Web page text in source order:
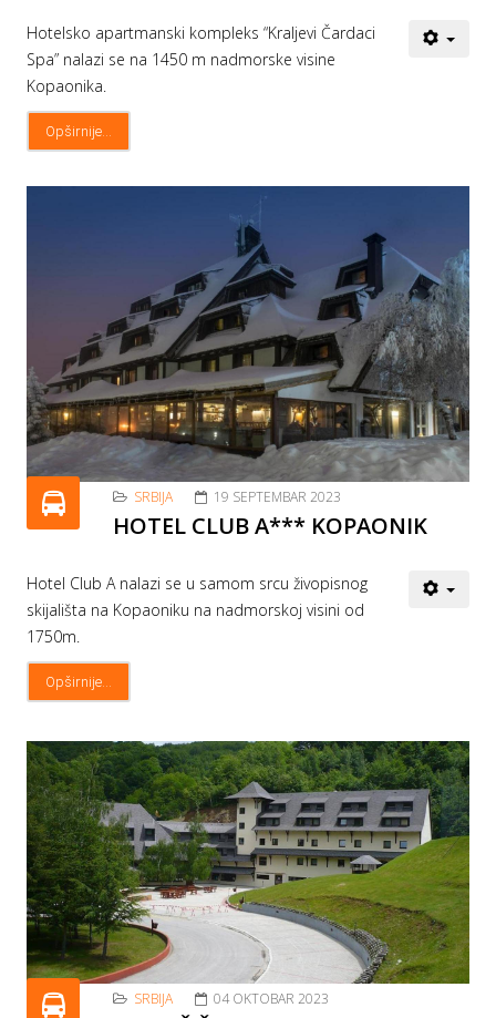
Hotelsko apartmanski kompleks “Kraljevi Čardaci
Spa” nalazi se na 1450 m nadmorske visine
Kopaonika.
Opširnije...
SRBIJA 19 SEPTEMBAR 2023
HOTEL CLUB A*** KOPAONIK
Hotel Club A nalazi se u samom srcu živopisnog
skijališta na Kopaoniku na nadmorskoj visini od
1750m.
Opširnije...
SRBIJA 04 OKTOBAR 2023